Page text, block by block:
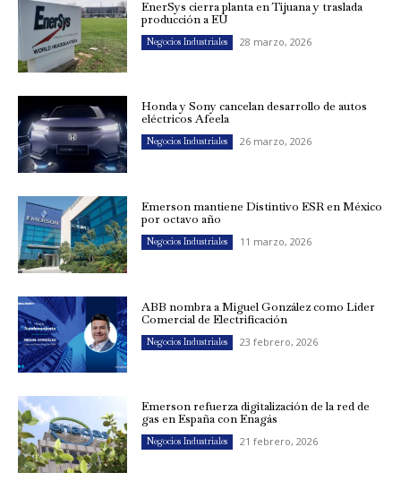
EnerSys cierra planta en Tijuana y traslada
producción a EU
Negocios Industriales 28 marzo, 2026
Honda y Sony cancelan desarrollo de autos
eléctricos Afeela
Negocios Industriales 26 marzo, 2026
Emerson mantiene Distintivo ESR en México
por octavo año
Negocios Industriales 11 marzo, 2026
ABB nombra a Miguel González como Líder
Comercial de Electrificación
Negocios Industriales 23 febrero, 2026
Emerson refuerza digitalización de la red de
gas en España con Enagás
Negocios Industriales 21 febrero, 2026